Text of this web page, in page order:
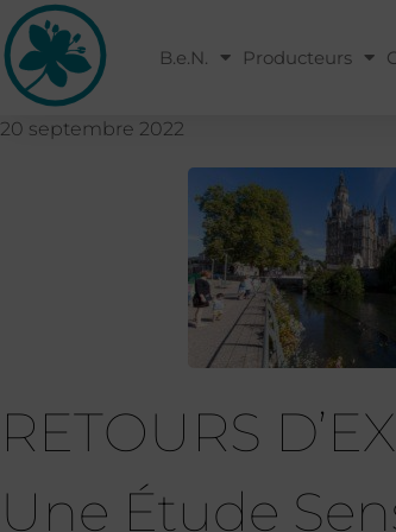
B.e.N. Producteurs
20 septembre 2022
RETOURS
Une Étude